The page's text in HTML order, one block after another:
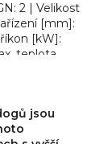
2 | Velikost
[mm]:
[kW]:
teplota
jsou